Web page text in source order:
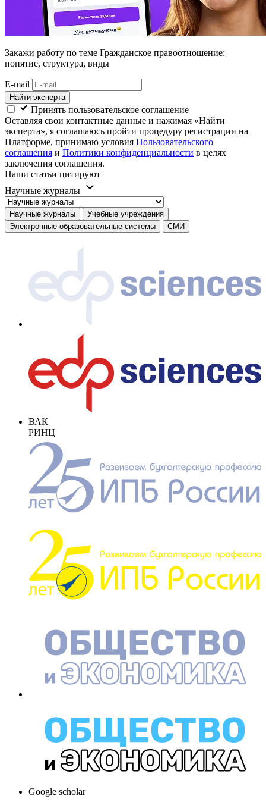
Закажи работу по теме Гражданское правоотношение:
понятие, структура, виды
E-mail
Найти эксперта
Принять пользовательское соглашение
Оставляя свои контактные данные и нажимая «Найти
эксперта», я соглашаюсь пройти процедуру регистрации на
Платформе, принимаю условия Пользовательского
соглашения и Политики конфиденциальности в целях
заключения соглашения.
Наши статьи цитируют
Научные журналы
Научные журналы
Учебные учреждения
Электронные образовательные системы
СМИ
ВАК
РИНЦ
Google scholar